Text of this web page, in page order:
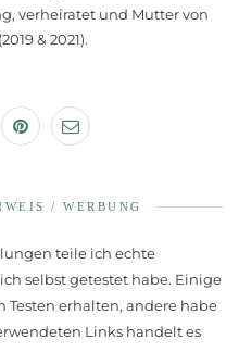
verheiratet und Mutter von
& 2021).
/ WERBUNG
teile ich echte
selbst getestet habe. Einige
Testen erhalten, andere habe
Links handelt es